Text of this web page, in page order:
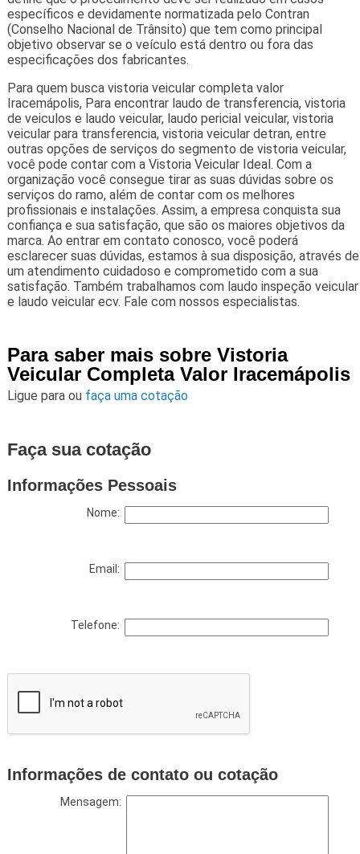
específicos e devidamente normatizada pelo Contran
(Conselho Nacional de Trânsito) que tem como principal
objetivo observar se o veículo está dentro ou fora das
especificações dos fabricantes.
Para quem busca vistoria veicular completa valor
Iracemápolis, Para encontrar laudo de transferencia, vistoria
de veiculos e laudo veicular, laudo pericial veicular, vistoria
veicular para transferencia, vistoria veicular detran, entre
outras opções de serviços do segmento de vistoria veicular,
você pode contar com a Vistoria Veicular Ideal. Com a
organização você consegue tirar as suas dúvidas sobre os
serviços do ramo, além de contar com os melhores
profissionais e instalações. Assim, a empresa conquista sua
confiança e sua satisfação, que são os maiores objetivos da
marca. Ao entrar em contato conosco, você poderá
esclarecer suas dúvidas, estamos à sua disposição, através de
um atendimento cuidadoso e comprometido com a sua
satisfação. Também trabalhamos com laudo inspeção veicular
e laudo veicular ecv. Fale com nossos especialistas.
Para saber mais sobre Vistoria
Veicular Completa Valor Iracemápolis
Ligue para ou faça uma cotação
Faça sua cotação
Informações Pessoais
Nome:
Email:
Telefone:
Informações de contato ou cotação
Mensagem: